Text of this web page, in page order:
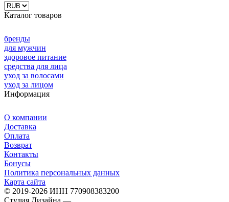
Каталог товаров
бренды
для мужчин
здоровое питание
средства для лица
уход за волосами
уход за лицом
Информация
О компании
Доставка
Оплата
Возврат
Контакты
Бонусы
Политика персональных данных
Карта сайта
© 2019-2026 ИНН 770908383200
Студия Дизайна —